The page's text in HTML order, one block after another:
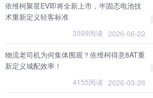
依维柯聚星EV即将全新上市，半固态电池技
术重新定义轻客标准
3599阅读 2026-06-22
物流老司机为何集体围观？依维柯得意8AT重
新定义城配效率！
4155阅读 2026-03-26